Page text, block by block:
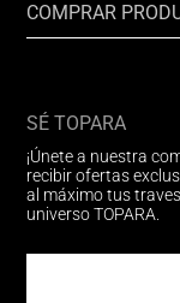
COMPRAR
SÉ TOPARA
¡Únete a nuestra
recibir ofertas
al máximo tus
universo TOPARA.